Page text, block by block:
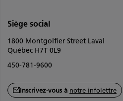
Siège social
1800 Montgolfier Street Laval
Québec H7T 0L9
450-781-9600
Inscrivez-vous à notre infolettre